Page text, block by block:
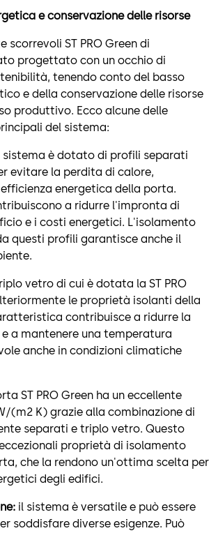
e conservazione delle risorse
scorrevoli ST PRO Green di
progettato con un occhio di
tenendo conto del basso
e della conservazione delle risorse
produttivo. Ecco alcune delle
del sistema:
sistema è dotato di profili separati
evitare la perdita di calore,
energetica della porta.
a ridurre l'impronta di
e i costi energetici. L'isolamento
questi profili garantisce anche il
vetro di cui è dotata la ST PRO
le proprietà isolanti della
contribuisce a ridurre la
a mantenere una temperatura
anche in condizioni climatiche
ST PRO Green ha un eccellente
(m2 K) grazie alla combinazione di
separati e triplo vetro. Questo
proprietà di isolamento
che la rendono un'ottima scelta per
degli edifici.
il sistema è versatile e può essere
soddisfare diverse esigenze. Può